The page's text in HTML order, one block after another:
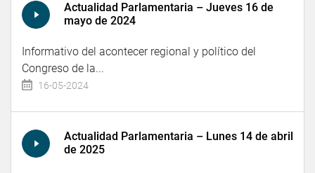
Actualidad Parlamentaria – Jueves 16 de
mayo de 2024
Informativo del acontecer regional y político del
Congreso de la...
16-05-2024
Actualidad Parlamentaria – Lunes 14 de abril
de 2025